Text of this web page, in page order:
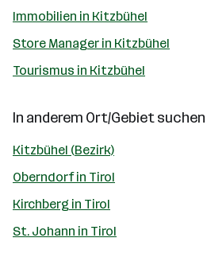
Immobilien in Kitzbühel
Store Manager in Kitzbühel
Tourismus in Kitzbühel
In anderem Ort/Gebiet suchen
Kitzbühel (Bezirk)
Oberndorf in Tirol
Kirchberg in Tirol
St. Johann in Tirol